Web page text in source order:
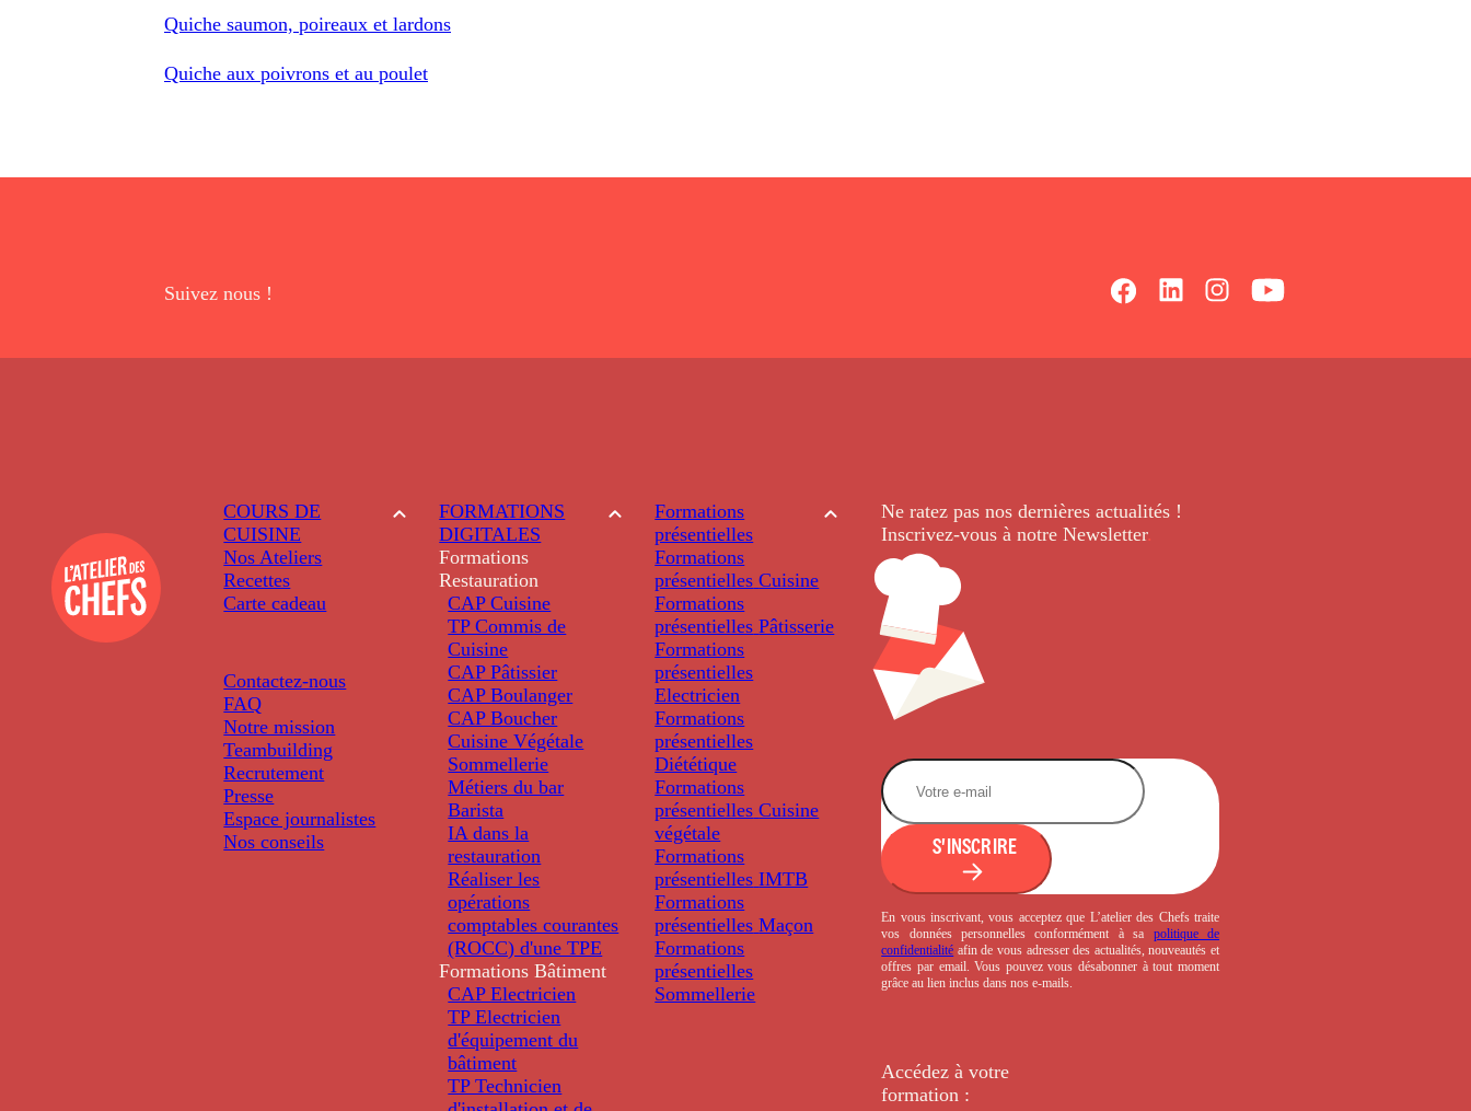
Quiche saumon, poireaux et lardons
Quiche aux poivrons et au poulet
Suivez nous !
COURS DE
CUISINE
Nos Ateliers
Recettes
Carte cadeau
Contactez-nous
FAQ
Notre mission
Teambuilding
Recrutement
Presse
Espace journalistes
Nos conseils
FORMATIONS
DIGITALES
Formations
Restauration
CAP Cuisine
TP Commis de
Cuisine
CAP Pâtissier
CAP Boulanger
CAP Boucher
Cuisine Végétale
Sommellerie
Métiers du bar
Barista
IA dans la
restauration
Réaliser les
opérations
comptables courantes
(ROCC) d'une TPE
Formations Bâtiment
CAP Electricien
TP Electricien
d'équipement du
bâtiment
TP Technicien
Formations
présentielles
Formations
présentielles Cuisine
Formations
présentielles Pâtisserie
Formations
présentielles
Electricien
Formations
présentielles
Diététique
Formations
présentielles Cuisine
végétale
Formations
présentielles IMTB
Formations
présentielles Maçon
Formations
présentielles
Sommellerie
Ne ratez pas nos dernièresactualités !
Inscrivez-vous à notre Newsletter.
S'INSCRIRE
En vous inscrivant, vous acceptez que L’atelier des Chefs traite
vos données personnelles conformément à sa politique de
confidentialité afin de vous adresser des actualités, nouveautés et
offres par email. Vous pouvez vous désabonner à tout moment
grâce au lien inclus dans nos e-mails.
Accédez à votre
formation :